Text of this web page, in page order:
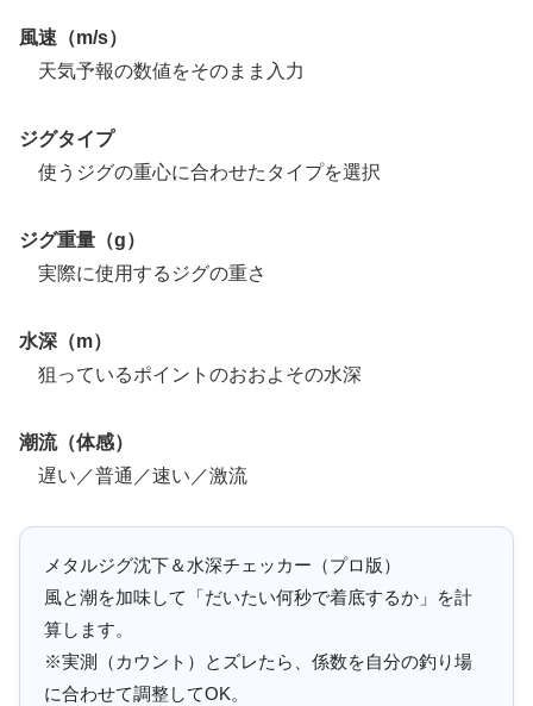
風速（m/s）
天気予報の数値をそのまま入力
ジグタイプ
使うジグの重心に合わせたタイプを選択
ジグ重量（g）
実際に使用するジグの重さ
水深（m）
狙っているポイントのおおよその水深
潮流（体感）
遅い／普通／速い／激流
メタルジグ沈下＆水深チェッカー（プロ版）
風と潮を加味して「だいたい何秒で着底するか」を計
算します。
※実測（カウント）とズレたら、係数を自分の釣り場
に合わせて調整してOK。